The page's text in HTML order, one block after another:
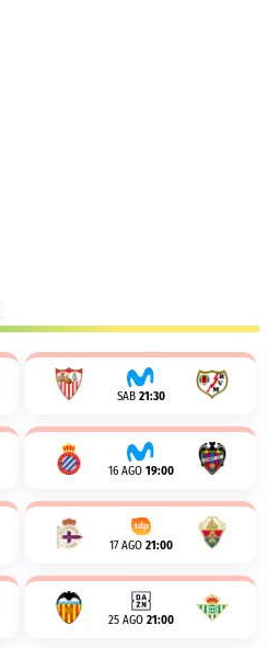
SAB 21:30
16 AGO 19:00
17 AGO 21:00
25 AGO 21:00